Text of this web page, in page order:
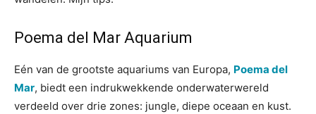
Poema del Mar Aquarium
Eén van de grootste aquariums van Europa, Poema del
Mar, biedt een indrukwekkende onderwaterwereld
verdeeld over drie zones: jungle, diepe oceaan en kust.